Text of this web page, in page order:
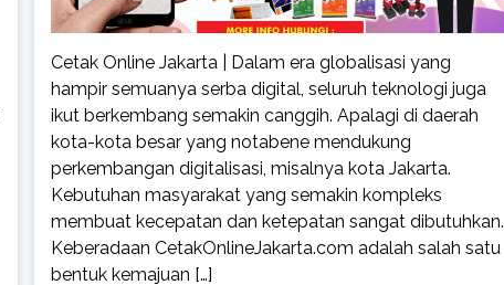
Cetak Online Jakarta | Dalam era globalisasi yang
hampir semuanya serba digital, seluruh teknologi juga
ikut berkembang semakin canggih. Apalagi di daerah
kota-kota besar yang notabene mendukung
perkembangan digitalisasi, misalnya kota Jakarta.
Kebutuhan masyarakat yang semakin kompleks
membuat kecepatan dan ketepatan sangat dibutuhkan.
Keberadaan CetakOnlineJakarta.com adalah salah satu
bentuk kemajuan […]